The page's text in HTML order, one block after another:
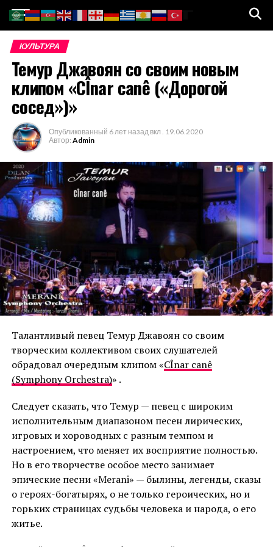
КУЛЬТУРА
Темур Джавоян со своим новым
клипом «CÎnar canê («Дорогой
сосед»)»
Опубликованный 6 лет назад вкл . 19.06.2020
Автор: Admin
Талантливый певец Темур Джавоян со своим
творческим коллективом своих слушателей
обрадовал очередным клипом «CÎnar canê
(Symphony Orchestra)» .
Следует сказать, что Темур — певец с широким
исполнительным диапазоном песен лирических,
игровыхи хороводных с разным темпом и
настроением, что меняет их восприятие полностью.
Но в его творчестве особое место занимает
эпические песни «Merani» — былины, легенды, сказы
о героях-богатырях, о не только героических, но и
горьких страницах судьбы человека и народа, о его
житье.
Go to mobile version